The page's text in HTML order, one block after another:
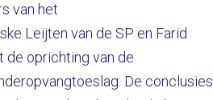
van het
Leijten van de SP en Farid
de oprichting van de
De conclusies